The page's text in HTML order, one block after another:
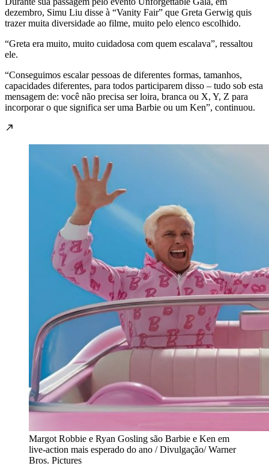
dezembro, Simu Liu disse à “Vanity Fair” que Greta Gerwig quis
trazer muita diversidade ao filme, muito pelo elenco escolhido.
“Greta era muito, muito cuidadosa com quem escalava”, ressaltou
ele.
“Conseguimos escalar pessoas de diferentes formas, tamanhos,
capacidades diferentes, para todos participarem disso – tudo sob esta
mensagem de: você não precisa ser loira, branca ou X, Y, Z para
incorporar o que significa ser uma Barbie ou um Ken”, continuou.
Margot Robbie e Ryan Gosling são Barbie e Ken em
live-action mais esperado do ano / Divulgação/ Warner
Bros. Pictures